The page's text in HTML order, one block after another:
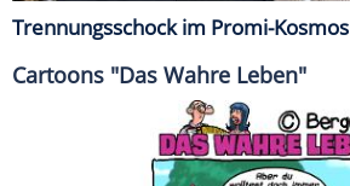
Trennungsschock im Promi-Kosmos
Cartoons "Das Wahre Leben"